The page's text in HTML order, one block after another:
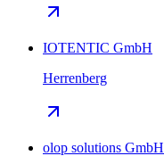
IOTENTIC GmbH
Herrenberg
olop solutions GmbH